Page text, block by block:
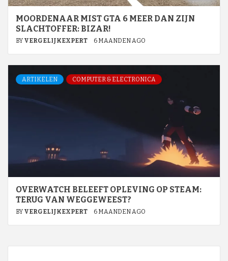
MOORDENAAR MIST GTA 6 MEER DAN ZIJN
SLACHTOFFER: BIZAR!
BY VERGELIJKEXPERT 6 MAANDEN AGO
ARTIKELEN COMPUTER & ELECTRONICA
OVERWATCH BELEEFT OPLEVING OP STEAM:
TERUG VAN WEGGEWEEST?
BY VERGELIJKEXPERT 6 MAANDEN AGO